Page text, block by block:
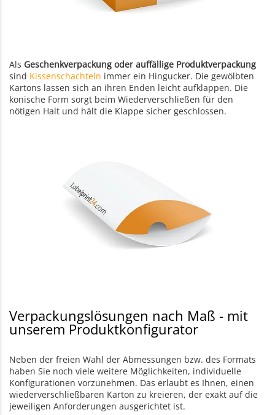
Als Geschenkverpackung oder auffällige Produktverpackung
sind Kissenschachteln immer ein Hingucker. Die gewölbten
Kartons lassen sich an ihren Enden leicht aufklappen. Die
konische Form sorgt beim Wiederverschließen für den
nötigen Halt und hält die Klappe sicher geschlossen.
Verpackungslösungen nach Maß - mit
unserem Produktkonfigurator
Neben der freien Wahl der Abmessungen bzw. des Formats
haben Sie noch viele weitere Möglichkeiten, individuelle
Konfigurationen vorzunehmen. Das erlaubt es Ihnen, einen
wiederverschließbaren Karton zu kreieren, der exakt auf die
jeweiligen Anforderungen ausgerichtet ist.